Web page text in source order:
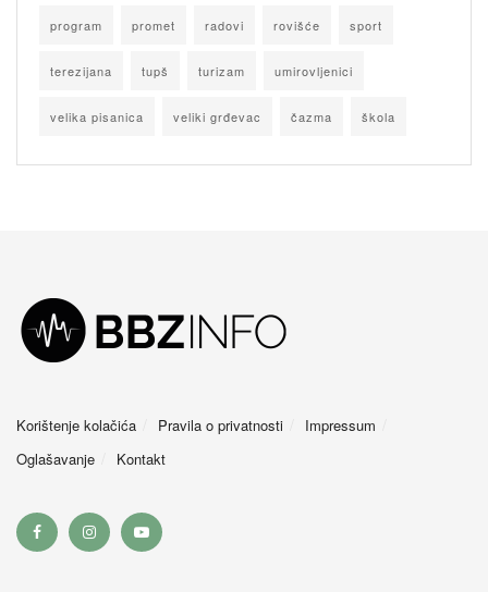
program promet radovi rovišće sport
terezijana tupš turizam umirovljenici
velika pisanica veliki grđevac čazma škola
Korištenje kolačića Pravila o privatnosti
Impressum
Oglašavanje
Kontakt